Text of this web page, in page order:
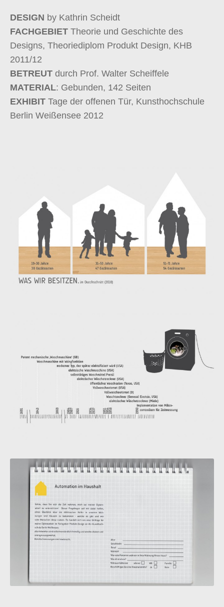
DESIGN by Kathrin Scheidt
FACHGEBIET Theorie und Geschichte des
Designs, Theoriediplom Produkt Design, KHB
2011/12
BETREUT durch Prof. Walter Scheiffele
MATERIAL: Gebunden, 142 Seiten
EXHIBIT Tage der offenen Tür, Kunsthochschule
Berlin Weißensee 2012